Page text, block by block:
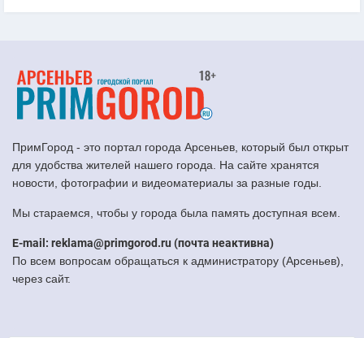
ПримГород - это портал города Арсеньев, который был открыт
для удобства жителей нашего города. На сайте хранятся
новости, фотографии и видеоматериалы за разные годы.
Мы стараемся, чтобы у города была память доступная всем.
E-mail: reklama@primgorod.ru (почта неактивна)
По всем вопросам обращаться к администратору (Арсеньев),
через сайт.